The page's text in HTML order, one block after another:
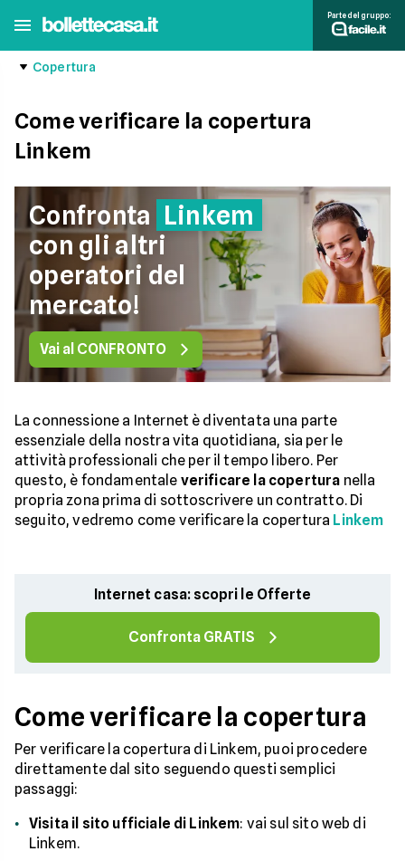
Parte del gruppo:
Copertura
Come verificare la copertura
Linkem
Confronta Linkem
con gli altri
operatori del
mercato!
Vai al CONFRONTO
La connessione a Internet è diventata una parte
essenziale della nostra vita quotidiana, sia per le
attività professionali che per il tempo libero. Per
questo, è fondamentale verificare la copertura nella
propria zona prima di sottoscrivere un contratto. Di
seguito, vedremo come verificare la copertura Linkem
Internet casa: scopri le Offerte
Confronta GRATIS
Come verificare la copertura
Per verificare la copertura di Linkem, puoi procedere
direttamente dal sito seguendo questi semplici
passaggi:
Visita il sito ufficiale di Linkem: vai sul sito web di
Linkem.